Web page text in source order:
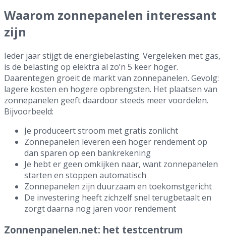
Waarom zonnepanelen interessant
zijn
Ieder jaar stijgt de energiebelasting. Vergeleken met gas,
is de belasting op elektra al zo’n 5 keer hoger.
Daarentegen groeit de markt van zonnepanelen. Gevolg:
lagere kosten en hogere opbrengsten. Het plaatsen van
zonnepanelen geeft daardoor steeds meer voordelen.
Bijvoorbeeld:
Je produceert stroom met gratis zonlicht
Zonnepanelen leveren een hoger rendement op
dan sparen op een bankrekening
Je hebt er geen omkijken naar, want zonnepanelen
starten en stoppen automatisch
Zonnepanelen zijn duurzaam en toekomstgericht
De investering heeft zichzelf snel terugbetaalt en
zorgt daarna nog jaren voor rendement
Zonnenpanelen.net: het testcentrum